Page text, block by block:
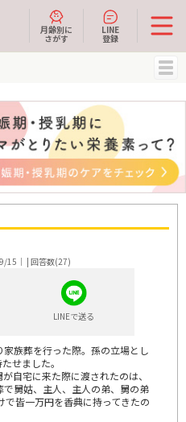
月齢別に
さがす
LINE
登録
15｜ | 回答数(27)
LINEで送る
族葬を行った際。孫の立場とし
せました。
自宅に来た際に渡されたのは、
舅姑、主人、主人の弟、舅の弟
皆一万円を香典に持ってきたの